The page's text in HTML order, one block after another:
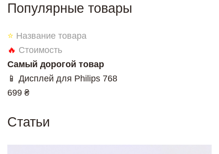
Популярные товары
⭐ Название товара
🔥 Стоимость
Самый дорогой товар
📱 Дисплей для Philips 768
699 ₴
Статьи